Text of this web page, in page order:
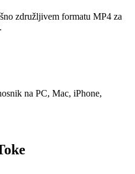
združljivem formatu MP4 za
na PC, Mac, iPhone,